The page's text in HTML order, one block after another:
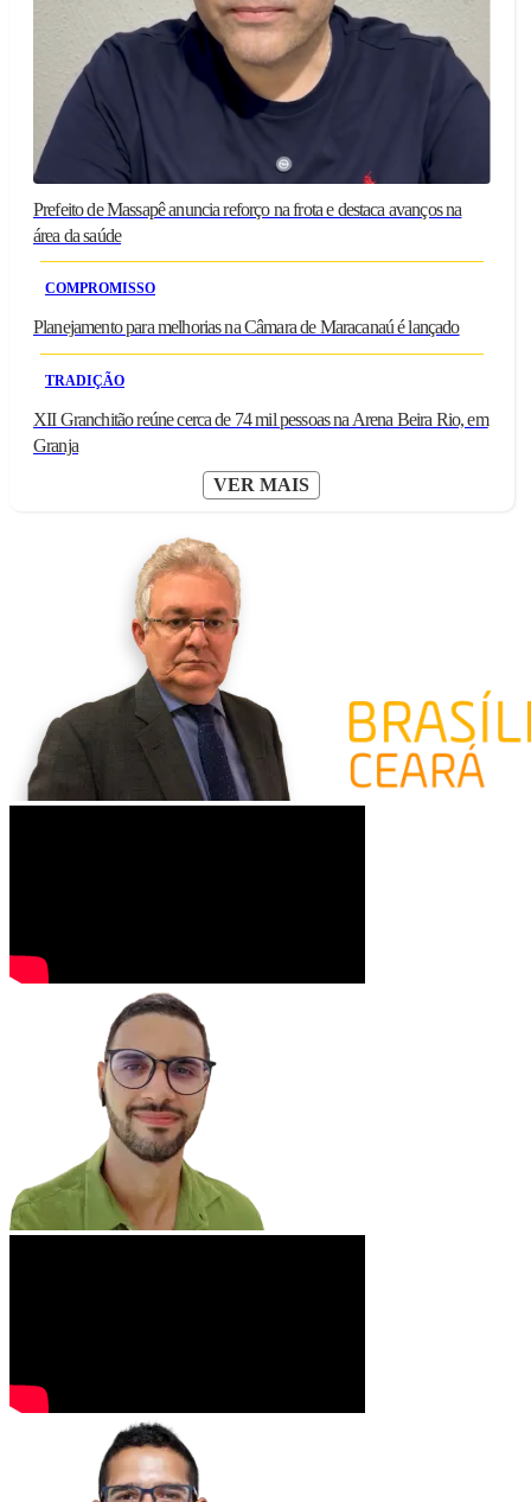
Prefeito de Massapê anuncia reforço na frota e destaca avanços na
área da saúde
COMPROMISSO
Planejamento para melhorias na Câmara de Maracanaú é lançado
TRADIÇÃO
XII Granchitão reúne cerca de 74 mil pessoas na Arena Beira Rio, em
Granja
VER MAIS